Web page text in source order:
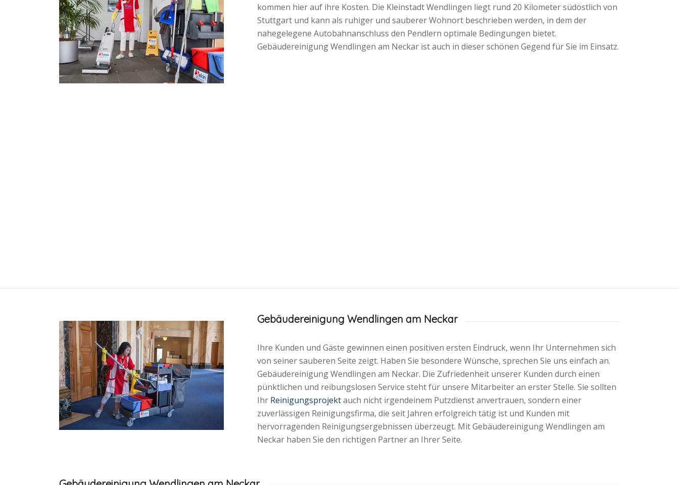
kommen hier auf ihre Kosten. Die Kleinstadt Wendlingen liegt rund 20 Kilometer südöstlich von
Stuttgart und kann als ruhiger und sauberer Wohnort beschrieben werden, in dem der
nahegelegene Autobahnanschluss den Pendlern optimale Bedingungen bietet.
Gebäudereinigung Wendlingen am Neckar ist auch in dieser schönen Gegend für Sie im Einsatz.
Gebäudereinigung Wendlingen am Neckar
Ihre Kunden und Gäste gewinnen einen positiven ersten Eindruck, wenn Ihr Unternehmen sich
von seiner sauberen Seite zeigt. Haben Sie besondere Wünsche, sprechen Sie uns einfach an.
Gebäudereinigung Wendlingen am Neckar. Die Zufriedenheit unserer Kunden durch einen
pünktlichen und reibungslosen Service steht für unsere Mitarbeiter an erster Stelle. Sie sollten
Ihr Reinigungsprojektauch nicht irgendeinem Putzdienst anvertrauen, sondern einer
zuverlässigen Reinigungsfirma, die seit Jahren erfolgreich tätig ist und Kunden mit
hervorragenden Reinigungsergebnissen überzeugt. Mit Gebäudereinigung Wendlingen am
Neckar haben Sie den richtigen Partner an Ihrer Seite.